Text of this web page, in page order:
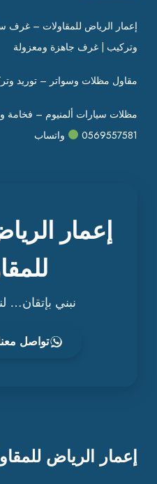
إعمار الرياض للمقاولات – غرف
وتركيب | غرف جاهزة ومعزولة
مقاول مظلات وسواتر – توريد
مظلات سيارات ألمنيوم – فخامة
0569557581
واتساب
إعمار
نبني بإتقان…
تواصل
إعمار الرياض للمقاولات